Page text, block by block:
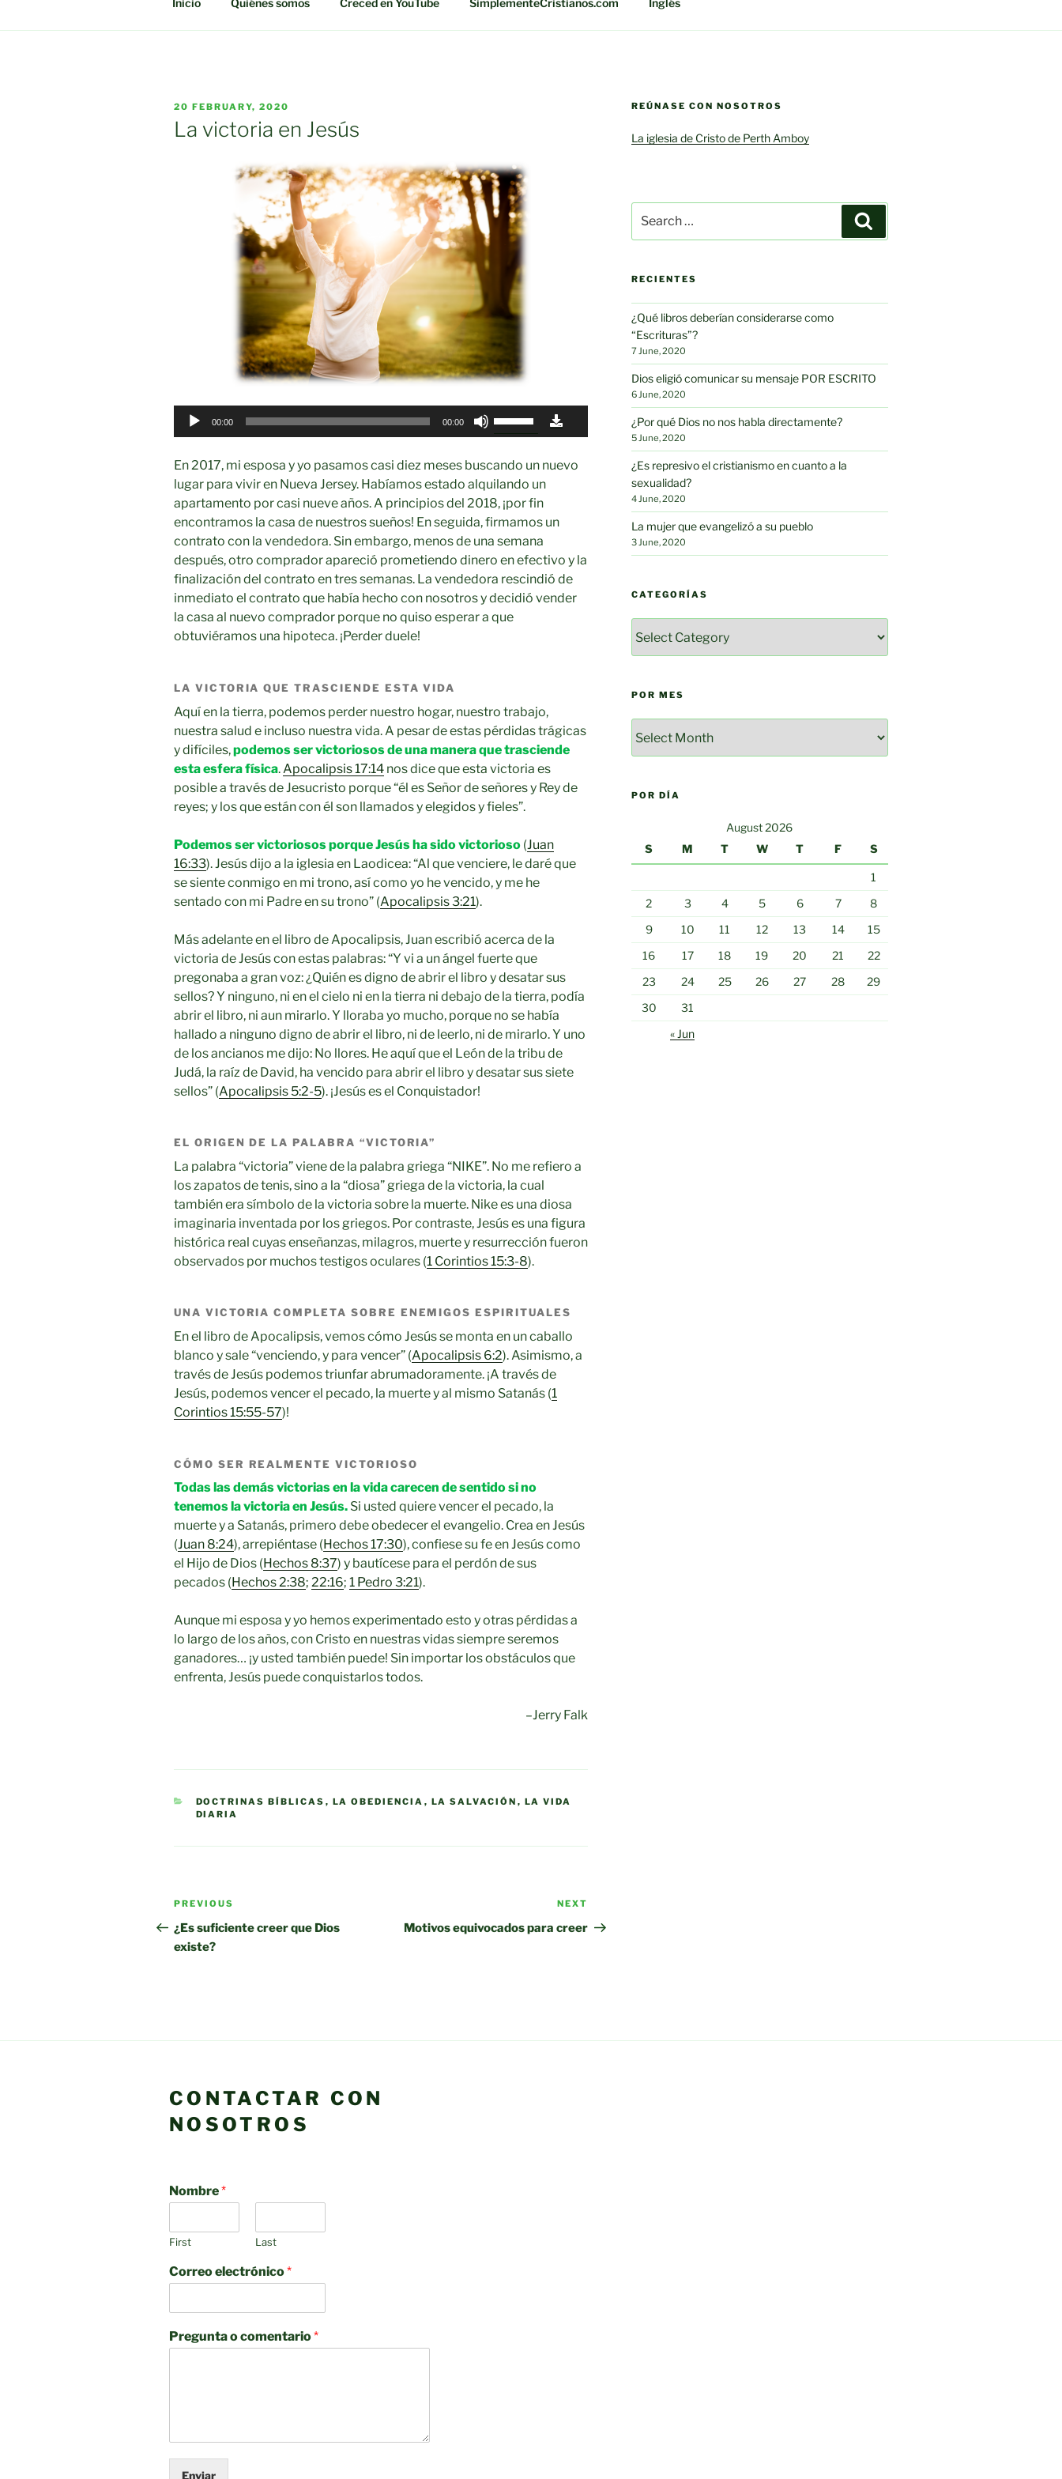
POSTED
ON
20 FEBRUARY, 2020
La victoria en Jesús
Audio
00:00 00:00
Up/Down
keys
to
increase
or
decrease
volume.
En 2017, mi esposa y yo pasamos casi diez meses buscando un nuevo
lugar para vivir en Nueva Jersey. Habíamos estado alquilando un
apartamento por casi nueve años. A principios del 2018, ¡por fin
encontramos la casa de nuestros sueños! En seguida, firmamos un
contrato con la vendedora. Sin embargo, menos de una semana
después, otro comprador apareció prometiendo dinero en efectivo y la
finalización del contrato en tres semanas. La vendedora rescindió de
inmediato el contrato que había hecho con nosotros y decidió vender
la casa al nuevo comprador porque no quiso esperar a que
obtuviéramos una hipoteca. ¡Perder duele!
LA VICTORIA QUE TRASCIENDE ESTA VIDA
Aquí en la tierra, podemos perder nuestro hogar, nuestro trabajo,
nuestra salud e incluso nuestra vida. A pesar de estas pérdidas trágicas
y difíciles,podemos ser victoriosos de una manera que trasciende
esta esfera física. Apocalipsis 17:14 nos dice que esta victoria es
posible a través de Jesucristo porque “él es Señor de señores y Rey de
reyes; y los que están con él son llamados y elegidos y fieles”.
Podemos ser victoriosos porque Jesús ha sido victorioso (Juan
16:33). Jesús dijo a la iglesia en Laodicea: “Al que venciere, le daré que
se siente conmigo en mi trono, así como yo he vencido, y me he
sentado con mi Padre en su trono” (Apocalipsis 3:21).
Más adelante en el libro de Apocalipsis, Juan escribió acerca de la
victoria de Jesús con estas palabras: “Y vi a un ángel fuerte que
pregonaba a gran voz: ¿Quién es digno de abrir el libro y desatar sus
sellos? Y ninguno, ni en el cielo ni en la tierra ni debajo de la tierra, podía
abrir el libro, ni aun mirarlo. Y lloraba yo mucho, porque no se había
hallado a ninguno digno de abrir el libro, ni de leerlo, ni de mirarlo. Y uno
de los ancianos me dijo: No llores. He aquí que el León de la tribu de
Judá, la raíz de David, ha vencido para abrir el libro y desatar sus siete
sellos” (Apocalipsis 5:2-5). ¡Jesús es el Conquistador!
EL ORIGEN DE LA PALABRA “VICTORIA”
La palabra “victoria” viene de la palabra griega “NIKE”. No me refiero a
los zapatos de tenis, sino a la “diosa” griega de la victoria, la cual
también era símbolo de la victoria sobre la muerte. Nike es una diosa
imaginaria inventada por los griegos. Por contraste, Jesús es una figura
histórica real cuyas enseñanzas, milagros, muerte y resurrección fueron
observados por muchos testigos oculares (1 Corintios 15:3-8).
UNA VICTORIA COMPLETA SOBRE ENEMIGOS ESPIRITUALES
En el libro de Apocalipsis, vemos cómo Jesús se monta en un caballo
blanco y sale “venciendo, y para vencer” (Apocalipsis 6:2). Asimismo, a
través de Jesús podemos triunfar abrumadoramente. ¡A través de
Jesús, podemos vencer el pecado, la muerte y al mismo Satanás (1
Corintios 15:55-57)!
CÓMO SER REALMENTE VICTORIOSO
Todas las demás victorias en la vida carecen de sentido si no
tenemos la victoria en Jesús. Si usted quiere vencer el pecado, la
muerte y a Satanás, primero debe obedecer el evangelio. Crea en Jesús
(Juan 8:24), arrepiéntase (Hechos 17:30), confiese su fe en Jesús como
el Hijo de Dios (Hechos 8:37) y bautícese para el perdón de sus
pecados (Hechos 2:38; 22:16; 1 Pedro 3:21).
Aunque mi esposa y yo hemos experimentado esto y otras pérdidas a
lo largo de los años, con Cristo en nuestras vidas siempre seremos
ganadores… ¡y usted también puede! Sin importar los obstáculos que
enfrenta, Jesús puede conquistarlos todos.
–Jerry Falk
CATEGORIES
DOCTRINAS BÍBLICAS , LA OBEDIENCIA , LA SALVACIÓN , LA VIDA
DIARIA
Post
navigation
Previous
Post
PREVIOUS
¿Es suficiente creer que Dios
existe?
Post
NEXT
Motivos equivocados para creer
REÚNASE CON NOSOTROS
La iglesia de Cristo de Perth Amboy
for:
RECIENTES
¿Qué libros deberían considerarse como
“Escrituras”?
7 June, 2020
Dios eligió comunicar su mensaje POR ESCRITO
6 June, 2020
¿Por qué Dios no nos habla directamente?
5 June, 2020
¿Es represivo el cristianismo en cuanto a la
sexualidad?
4 June, 2020
La mujer que evangelizó a su pueblo
3 June, 2020
CATEGORÍAS
POR MES
mes
POR DÍA
August 2026
S
M T W T F S
1
2
3 4 5 6 7
8
9
10 11 12 13 14
15
16
17 18 19 20 21
22
23
24 25 26 27 28
29
30
31
« Jun
CONTACTAR CON
NOSOTROS
Nombre*
First Last
Correo electrónico*
Pregunta o comentario*
Enviar